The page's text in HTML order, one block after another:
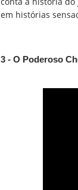
em histórias
3 - O Poderoso